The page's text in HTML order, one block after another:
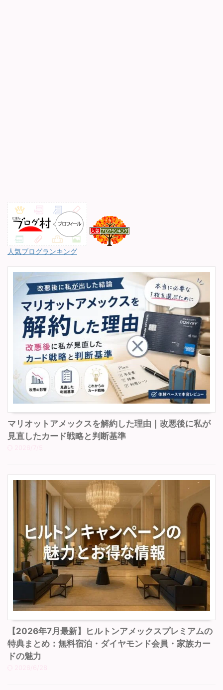
人気ブログランキング
マリオットアメックスを解約した理由｜改悪後に私が
見直したカード戦略と判断基準
【2026年7月最新】ヒルトンアメックスプレミアムの
特典まとめ：無料宿泊・ダイヤモンド会員・家族カー
ドの魅力